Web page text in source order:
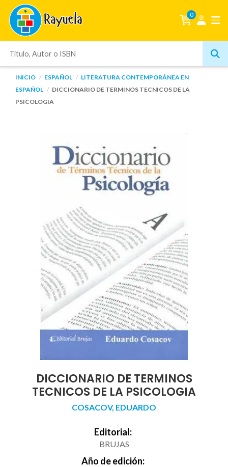
0
INICIO ESPAÑOL
LITERATURA CONTEMPORÁNEA EN
ESPAÑOL
DICCIONARIO DE TERMINOS TECNICOS DE LA
PSICOLOGIA
DICCIONARIO DE TERMINOS
TECNICOS DE LA PSICOLOGIA
COSACOV, EDUARDO
Editorial:
BRUJAS
Año de edición: